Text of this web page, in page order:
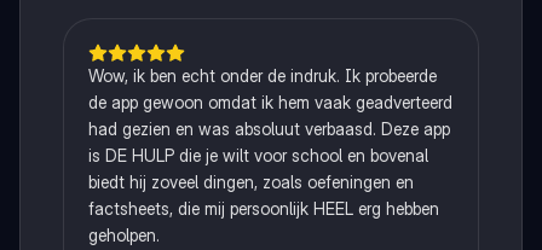
Wow, ik ben echt onder de indruk. Ik probeerde
de app gewoon omdat ik hem vaak geadverteerd
had gezien en was absoluut verbaasd. Deze app
is DE HULP die je wilt voor school en bovenal
biedt hij zoveel dingen, zoals oefeningen en
factsheets, die mij persoonlijk HEEL erg hebben
geholpen.